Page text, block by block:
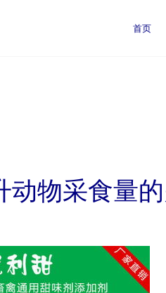
首页
动物采食量